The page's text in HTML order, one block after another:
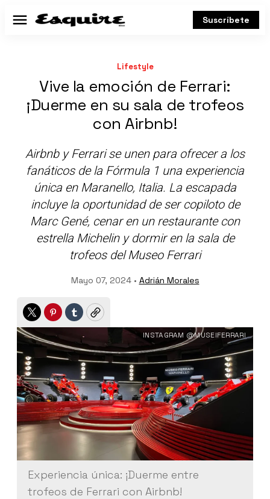
Menú Suscríbete
Lifestyle
Vive la emoción de Ferrari:
¡Duerme en su sala de trofeos
con Airbnb!
Airbnb y Ferrari se unen para ofrecer a los
fanáticos de la Fórmula 1 una experiencia
única en Maranello, Italia. La escapada
incluye la oportunidad de ser copiloto de
Marc Gené, cenar en un restaurante con
estrella Michelin y dormir en la sala de
trofeos del Museo Ferrari
Mayo 07, 2024 • Adrián Morales
TwitterPinterest
TumblrCopy
Experiencia única: ¡Duerme entre
trofeos de Ferrari con Airbnb!
INSTAGRAM @MUSEIFERRARI